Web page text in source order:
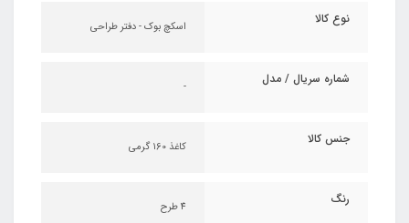
نوع کالا اسکچ بوک - دفتر طراحی
شماره سریال / مدل -
جنس کالا کاغذ ۱60 گرمی
رنگ 4 طرح